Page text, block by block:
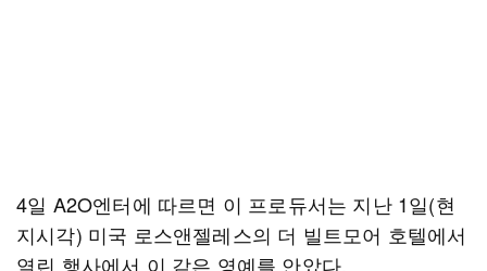
4일 A2O엔터에 따르면 이 프로듀서는 지난 1일(현
지시각) 미국 로스앤젤레스의 더 빌트모어 호텔에서
열린 행사에서 이 같은 영예를 안았다.